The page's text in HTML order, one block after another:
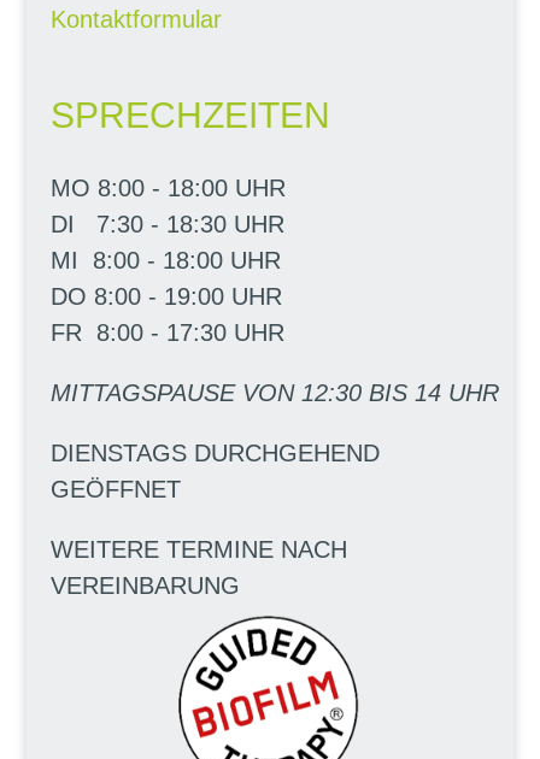
Kontaktformular
SPRECHZEITEN
MO 8:00 - 18:00 UHR
DI 7:30 - 18:30 UHR
MI 8:00 - 18:00 UHR
DO 8:00 - 19:00 UHR
FR 8:00 - 17:30 UHR
MITTAGSPAUSE VON 12:30 BIS 14 UHR
DIENSTAGS DURCHGEHEND
GEÖFFNET
WEITERE TERMINE NACH
VEREINBARUNG